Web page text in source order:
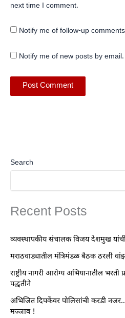
next time I comment.
Notify me of follow-up
Notify me of new posts by email.
Search
Recent Posts
व्यवस्थापकीय संचालक विजय देशमुख
मराठवाड्यातील मंत्रिमंडळ बैठक ठरली
राष्ट्रीय नागरी आरोग्य अभियानातील भरती
पद्धतीने
अभिजित दिपकेंवर पोलिसांची करडी
मज्जाव !